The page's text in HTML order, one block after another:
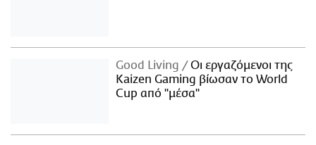
Good Living
Οι εργαζόμενοι της
Kaizen Gaming βίωσαν το World
Cup από "μέσα"